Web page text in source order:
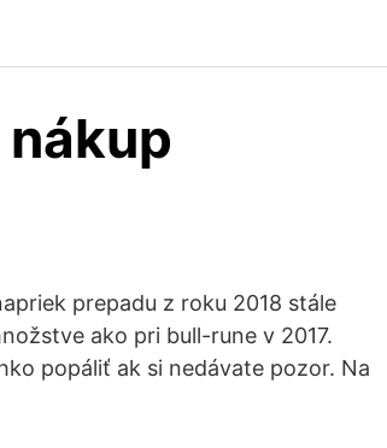
prepadu z roku 2018 stále
ako pri bull-rune v 2017.
popáliť ak si nedávate pozor. Na